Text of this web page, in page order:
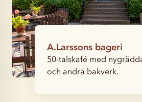
A.Larssons bageri
50-talskafé med
och andra bakverk.